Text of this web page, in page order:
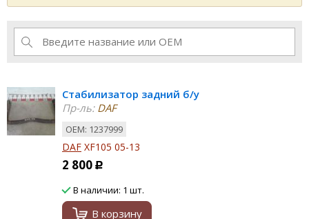
Стабилизатор задний б/у
Пр-ль:DAF
ОЕМ: 1237999
DAF XF105 05-13
2 800 Р
В наличии: 1 шт.
В корзину